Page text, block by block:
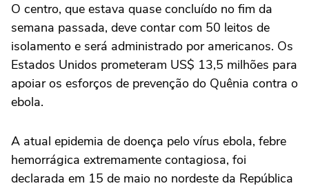
O centro, que estava quase concluído no fim da
semana passada, deve contar com 50 leitos de
isolamento e será administrado por americanos. Os
Estados Unidos prometeram US$ 13,5 milhões para
apoiar os esforços de prevenção do Quênia contra o
ebola.
A atual epidemia de doença pelo vírus ebola, febre
hemorrágica extremamente contagiosa, foi
declarada em 15 de maio no nordeste da República